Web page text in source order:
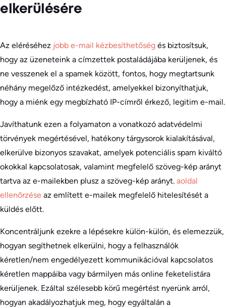
elkerülésére
Az eléréséhez jobb e-mail kézbesíthetőség és biztosítsuk,
hogy az üzeneteink a címzettek postaládájába kerüljenek, és
ne vesszenek el a spamek között, fontos, hogy megtartsunk
néhány megelőző intézkedést, amelyekkel bizonyíthatjuk,
hogy a miénk egy megbízható IP-címről érkező, legitim e-mail.
Javíthatunk ezen a folyamaton a vonatkozó adatvédelmi
törvények megértésével, hatékony tárgysorok kialakításával,
elkerülve bizonyos szavakat, amelyek potenciális spam kiváltó
okokkal kapcsolatosak, valamint megfelelő szöveg-kép arányt
tartva az e-mailekben plusz a szöveg-kép arányt. aoldal
ellenőrzése az említett e-mailek megfelelő hitelesítését a
küldés előtt.
Koncentráljunk ezekre a lépésekre külön-külön, és elemezzük,
hogyan segíthetnek elkerülni, hogy a felhasználók
kéretlen/nem engedélyezett kommunikációval kapcsolatos
kéretlen mappáiba vagy bármilyen más online feketelistára
kerüljenek. Ezáltal szélesebb körű megértést nyerünk arról,
hogyan akadályozhatjuk meg, hogy egyáltalán a